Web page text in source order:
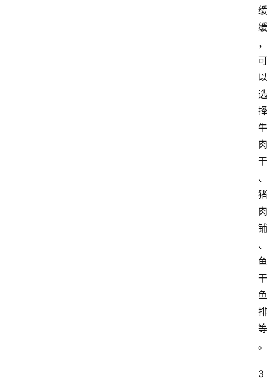
缓
缓
，
可
以
选
择
牛
肉
干
、
猪
肉
铺
、
鱼
干
鱼
排
等
。
3